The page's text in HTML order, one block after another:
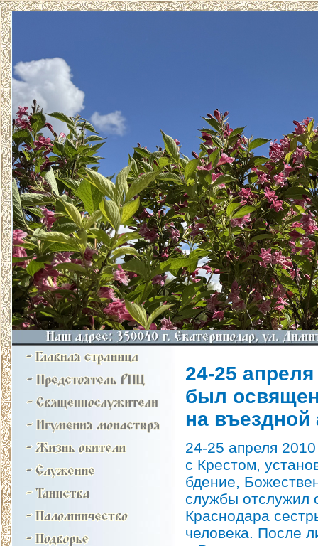
24-25
был
на въездной
24-25 апреля
с Крестом,
бдение,
службы отслужил
Краснодара
человека. После